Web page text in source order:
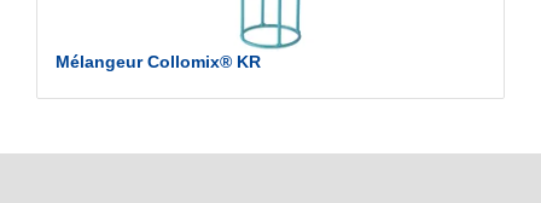
Mélangeur Collomix® KR